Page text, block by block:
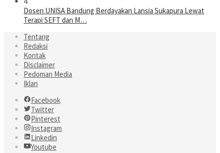
Dosen UNISA Bandung Berdayakan Lansia Sukapura Lewat
Terapi SEFT dan M…
Tentang
Redaksi
Kontak
Disclaimer
Pedoman Media
Iklan
Facebook
Twitter
Pinterest
Instagram
Linkedin
Youtube